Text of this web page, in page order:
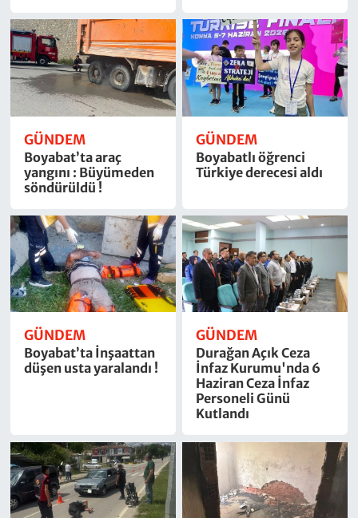
GÜNDEM
Boyabat’ta araç
yangını : Büyümeden
söndürüldü !
GÜNDEM
Boyabatlı öğrenci
Türkiye derecesi aldı
GÜNDEM
Boyabat’ta İnşaattan
düşen usta yaralandı !
GÜNDEM
Durağan Açık Ceza
İnfaz Kurumu'nda 6
Haziran Ceza İnfaz
Personeli Günü
Kutlandı